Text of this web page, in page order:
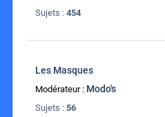
Sujets : 454
Les Masques
Modérateur : Modo's
Sujets : 56